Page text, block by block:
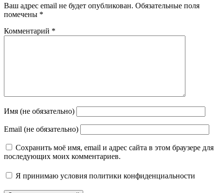
Ваш адрес email не будет опубликован. Обязательные поля
помечены *
Комментарий *
Имя (не обязательно)
Email (не обязательно)
Сохранить моё имя, email и адрес сайта в этом браузере для
последующих моих комментариев.
Я принимаю условия политики конфиденциальности